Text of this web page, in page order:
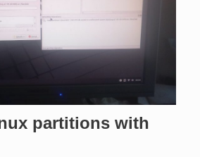
partitions with